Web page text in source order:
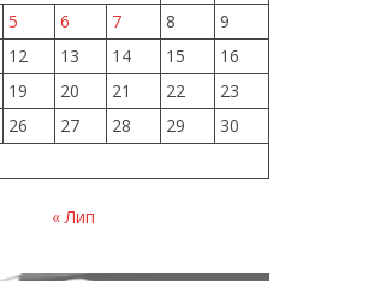
5 6 7 8
9
12 13 14 15
16
19 20 21 22
23
26 27 28 29
30
« Лип